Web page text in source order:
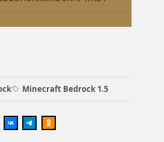
Minecraft Bedrock 1.5